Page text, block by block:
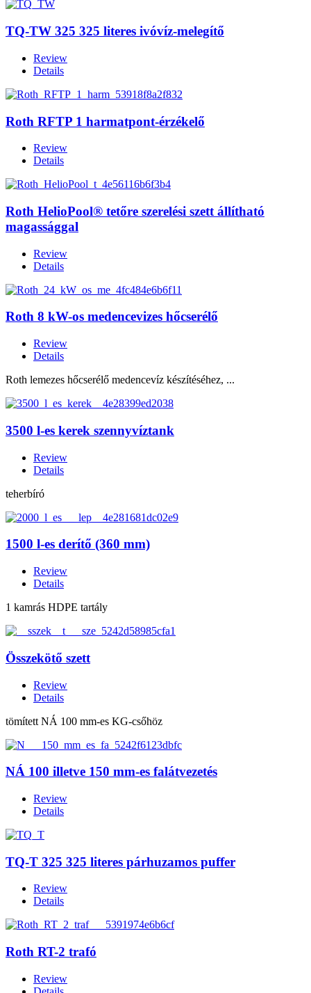
TQ-TW 325 325 literes ivóvíz-melegítő
Review
Details
Roth RFTP 1 harmatpont-érzékelő
Review
Details
Roth HelioPool® tetőre szerelési szett állítható
magassággal
Review
Details
Roth 8 kW-os medencevizes hőcserélő
Review
Details
Roth lemezes hőcserélő medencevíz készítéséhez, ...
3500 l-es kerek szennyvíztank
Review
Details
teherbíró
1500 l-es derítő (360 mm)
Review
Details
1 kamrás HDPE tartály
Összekötő szett
Review
Details
tömített NÁ 100 mm-es KG-csőhöz
NÁ 100 illetve 150 mm-es falátvezetés
Review
Details
TQ-T 325 325 literes párhuzamos puffer
Review
Details
Roth RT-2 trafó
Review